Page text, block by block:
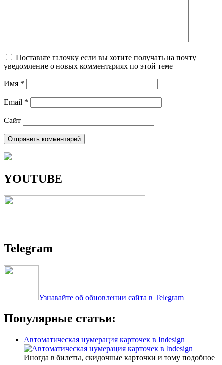
Поставьте галочку если вы хотите получать на почту
уведомление о новых комментариях по этой теме
Имя *
Email *
Сайт
YOUTUBE
Telegram
Узнавайте об обновлении сайта в Telegram
Популярные статьи:
Автоматическая нумерация карточек в Indesign
Иногда в билеты, скидочные карточки и тому подобное